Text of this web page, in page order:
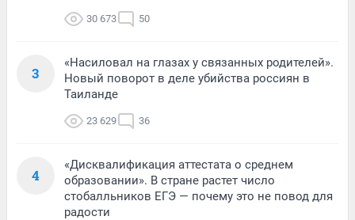
30 673 50
3
«Насиловал на глазах у связанных родителей».
Новый поворот в деле убийства россиян в
Таиланде
23 629 36
4
«Дисквалификация аттестата о среднем
образовании». В стране растет число
стобалльников ЕГЭ — почему это не повод для
радости